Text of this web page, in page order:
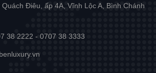
Điêu, ấp 4A, Vĩnh Lộc A, Bình Chánh
38 2222 - 0707 38 3333